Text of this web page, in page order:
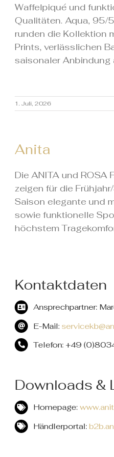
Waffelpiqué und
Qualitäten. Aqua, 95/
runden die Kollektion
Prints, verlässlichen
saisonaler Anbindung
1. Juli, 2026
Anita
Die ANITA und ROSA
zeigen für die
Saison elegante und
sowie funktionelle
höchstem
Kontaktdaten
Ansprechpartner:
E-Mail:
Telefon: +49
Downloads &
Homepage:
Händlerportal: